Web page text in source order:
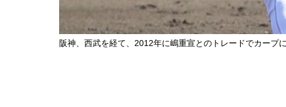
阪神、西武を経て、2012年に嶋重宣とのトレードでカープ